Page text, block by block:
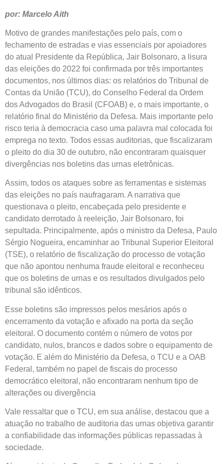
por: Marcelo Aith
Motivo de grandes manifestações pelo país, com o
fechamento de estradas e vias essenciais por apoiadores
do atual Presidente da República, Jair Bolsonaro, a lisura
das eleições do 2022 foi confirmada por três importantes
documentos, nos últimos dias: os relatórios do Tribunal de
Contas da União (TCU), do Conselho Federal da Ordem
dos Advogados do Brasil (CFOAB) e, o mais importante, o
relatório final do Ministério da Defesa. Mais importante pelo
risco teria à democracia caso uma palavra mal colocada foi
emprega no texto. Todos essas auditorias, que fiscalizaram
o pleito do dia 30 de outubro, não encontraram quaisquer
divergências nos boletins das urnas eletrônicas.
Assim, todos os ataques sobre as ferramentas e sistemas
das eleições no país naufragaram. A narrativa que
questionava o pleito, encabeçada pelo presidente e
candidato derrotado à reeleição, Jair Bolsonaro, foi
sepultada. Principalmente, após o ministro da Defesa, Paulo
Sérgio Nogueira, encaminhar ao Tribunal Superior Eleitoral
(TSE), o relatório de fiscalização do processo de votação
que não apontou nenhuma fraude eleitoral e reconheceu
que os boletins de urnas e os resultados divulgados pelo
tribunal são idênticos.
Esse boletins são impressos pelos mesários após o
encerramento da votação e afixado na porta da seção
eleitoral. O documento contém o número de votos por
candidato, nulos, brancos e dados sobre o equipamento de
votação. E além do Ministério da Defesa, o TCU e a OAB
Federal, também no papel de fiscais do processo
democrático eleitoral, não encontraram nenhum tipo de
alterações ou divergência
Vale ressaltar que o TCU, em sua análise, destacou que a
atuação no trabalho de auditoria das urnas objetiva garantir
a confiabilidade das informações públicas repassadas à
sociedade.